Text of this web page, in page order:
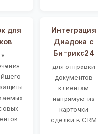
для
Интеграция
Диадока с
Битрикс24
для отправки
документов
клиентам
напрямую из
карточки
сделки в CRM